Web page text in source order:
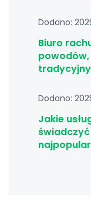
Dodano:
Biuro
Dodano:
Jakie